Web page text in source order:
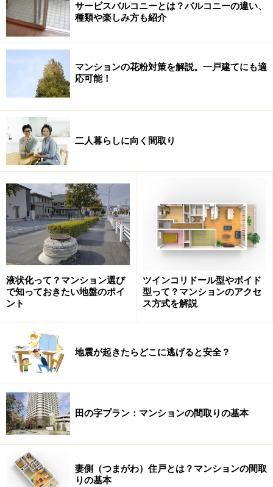
サービスバルコニーとは？バルコニーの違い、
種類や楽しみ方も紹介
マンションの花粉対策を解説。一戸建てにも適
応可能！
二人暮らしに向く間取り
液状化って？マンション選び
で知っておきたい地盤のポイ
ント
ツインコリドール型やボイド
型って？マンションのアクセ
ス方式を解説
地震が起きたらどこに逃げると安全？
田の字プラン：マンションの間取りの基本
妻側（つまがわ）住戸とは？マンションの間取
りの基本